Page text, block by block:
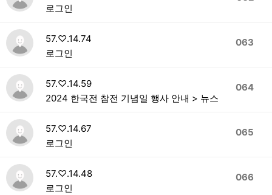
로그인
063
57.♡.14.74
로그인
064
57.♡.14.59
2024 한국전 참전 기념일 행사 안내 > 뉴스
065
57.♡.14.67
로그인
066
57.♡.14.48
로그인